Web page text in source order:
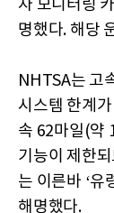
자 모니터링
명했다. 해당
NHTSA는 고
시스템 한계
속 62마일(약
기능이 제한
는 이른바 ‘유
해명했다.